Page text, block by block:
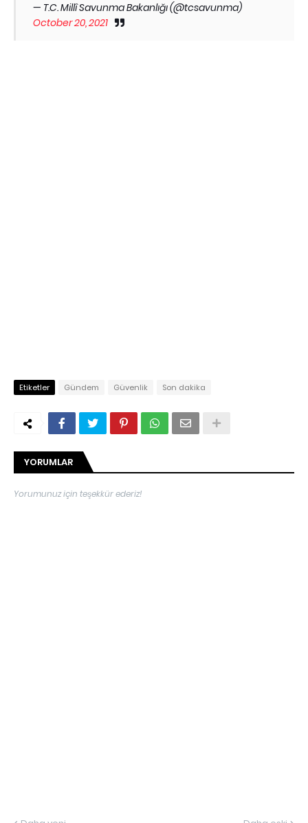
— T.C. Millî Savunma Bakanlığı (@tcsavunma)
October 20, 2021
Etiketler Gündem Güvenlik Son dakika
YORUMLAR
Yorumunuz için teşekkür ederiz!